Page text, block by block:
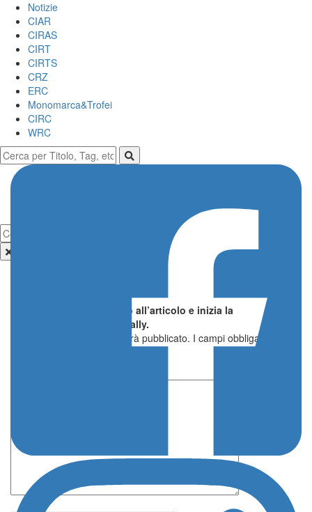
Notizie
CIAR
CIRAS
CIRT
CIRTS
CRZ
ERC
Monomarca&Trofei
CIRC
WRC
Lascia il primo commento all’articolo e inizia la
conversazione su Italia Rally.
Il tuo indirizzo email non sarà pubblicato. I campi obbligatori sono
Nome *